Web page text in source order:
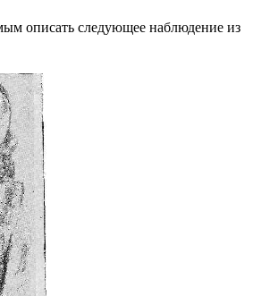
описать следующее наблюдение из